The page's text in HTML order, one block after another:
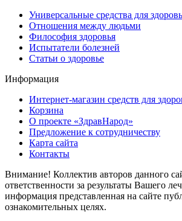
Универсальные средства для
Отношения между людьми
Философия здоровья
Испытатели болезней
Статьи о здоровье
Информация
Интернет-магазин средств для
Корзина
О проекте «ЗдравНарод»
Предложение к сотрудничеству
Карта сайта
Контакты
Внимание! Коллектив авторов данного
ответственности за результаты Вашего
информация представленная на сайте
ознакомительных целях.